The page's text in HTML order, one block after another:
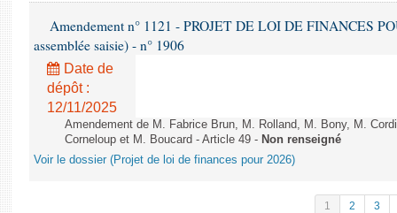
Amendement n° 1121 - PROJET DE LOI DE FINANCES
assemblée saisie) - n° 1906
Date de
dépôt :
12/11/2025
Amendement de M. Fabrice Brun, M. Rolland, M. Bony, M.
Corneloup et M. Boucard - Article 49 - Non renseigné
Voir le dossier (Projet de loi de finances pour 2026)
1 2 3